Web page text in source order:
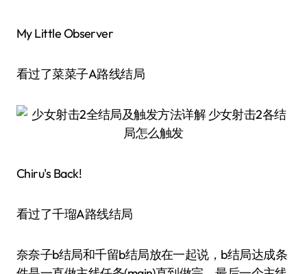
My Little Observer
看过了菜菜子A路线结局
Chiru's Back!
看过了千瑠A路线结局
奈奈子b结局和千留b结局放在一起说，b结局达成条